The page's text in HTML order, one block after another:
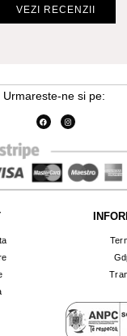
VEZI RECENZII
Urmareste-ne si pe: